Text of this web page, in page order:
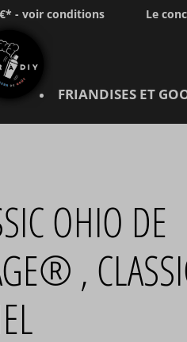
- voir conditions Le
FRIANDISES ET
OHIO DE
,